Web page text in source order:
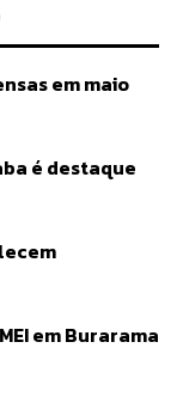
em maio
é destaque
em Burarama